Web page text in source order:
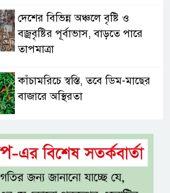
দেশের বিভিন্ন অঞ্চলে বৃষ্টি ও
বজ্রবৃষ্টির পূর্বাভাস, বাড়তে পারে
তাপমাত্রা
কাঁচামরিচে স্বস্তি, তবে ডিম-মাছের
বাজারে অস্থিরতা
সড়কে একদিনে প্রাণ গেল ১৬
জনের, সিলেটে বাস সংঘর্ষে নিহত ৮